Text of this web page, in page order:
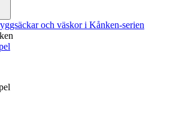
och väskor i Kånken-serien